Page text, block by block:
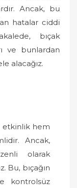
Ancak, bu
hatalar ciddi
bıçak
ve bunlardan
alacağız.
etkinlik hem
Ancak,
olarak
Bu, bıçağın
kontrolsüz